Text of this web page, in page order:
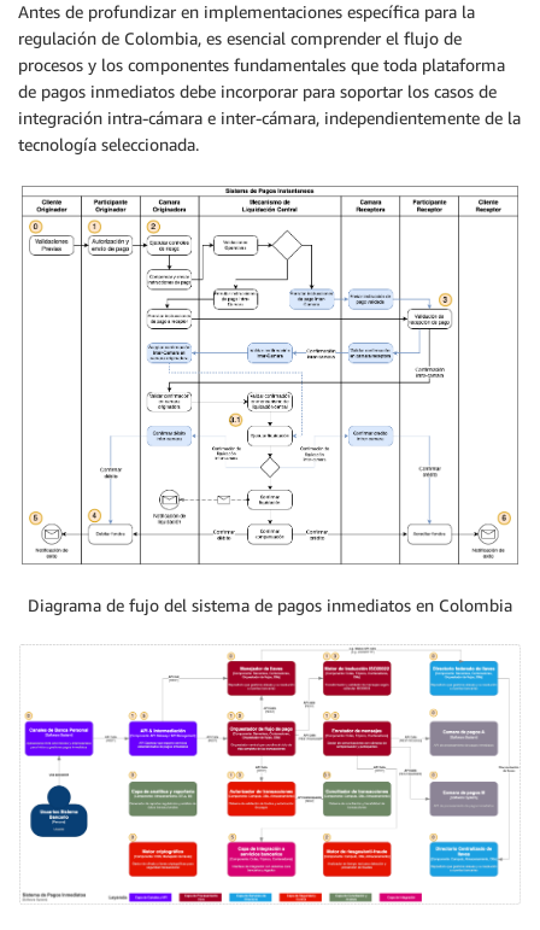
Antes de profundizar en implementaciones específica para la
regulación de Colombia, es esencial comprender el flujo de
procesos y los componentes fundamentales que toda plataforma
de pagos inmediatos debe incorporar para soportar los casos de
integración intra-cámara e inter-cámara, independientemente de la
tecnología seleccionada.
Diagrama de fujo del sistema de pagos inmediatos en Colombia